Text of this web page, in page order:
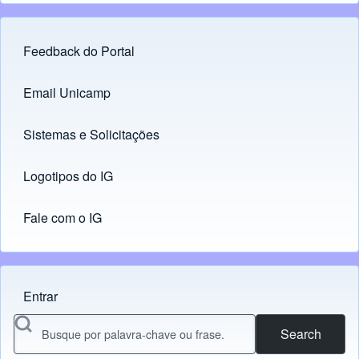
Footer menu
Feedback do Portal
Links
Email Unicamp
(opens in new tab)
Sistemas e Solicitações
(opens in new tab)
Logotipos do IG
(opens in new tab)
Fale com o IG
Menu do usuário
Entrar
Search